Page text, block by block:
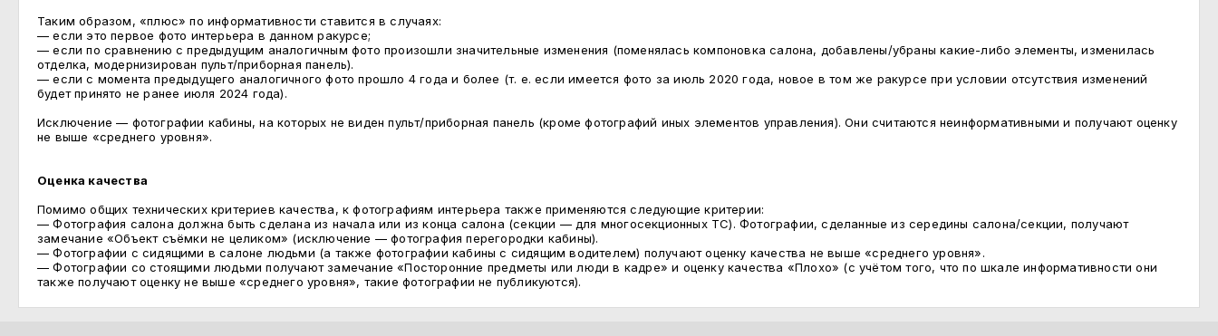
Таким образом, «плюс» по информативности ставится в случаях:
— если это первое фото интерьера в данном ракурсе;
— если по сравнению с предыдущим аналогичным фото произошли значительные изменения (поменялась компоновка салона, добавлены/убраны какие-либо элементы, изменилась
отделка, модернизирован пульт/приборная панель).
— если с момента предыдущего аналогичного фото прошло 4 года и более (т. е. если имеется фото за июль 2020 года, новое в том же ракурсе при условии отсутствия изменений
будет принято не ранее июля 2024 года).
Исключение — фотографии кабины, на которых не виден пульт/приборная панель (кроме фотографий иных элементов управления). Они считаются неинформативными и получают оценку
не выше «среднего уровня».
Оценка качества
Помимо общих технических критериев качества, к фотографиям интерьера также применяются следующие критерии:
— Фотография салона должна быть сделана из начала или из конца салона (секции — для многосекционных ТС). Фотографии, сделанные из середины салона/секции, получают
замечание «Объект съёмки не целиком» (исключение — фотография перегородки кабины).
— Фотографии с сидящими в салоне людьми (а также фотографии кабины с сидящим водителем) получают оценку качества не выше «среднего уровня».
— Фотографии со стоящими людьми получают замечание «Посторонние предметы или люди в кадре» и оценку качества «Плохо» (с учётом того, что по шкале информативности они
также получают оценку не выше «среднего уровня», такие фотографии не публикуются).